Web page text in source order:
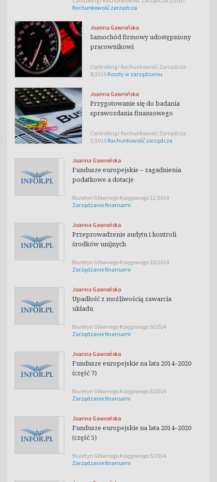
Rachunkowość zarządcza
Joanna Gawrońska
Samochód firmowy udostępniony
pracownikowi
Controlling i Rachunkowość Zarządcza
8/2016 Koszty w zarządzaniu
Joanna Gawrońska
Przygotowanie się do badania
sprawozdania finansowego
Controlling i Rachunkowość Zarządcza
3/2016 Rachunkowość zarządcza
Joanna Gawrońska
Fundusze europejskie – zagadnienia
podatkowe a dotacje
Biuletyn Głównego Księgowego 12/2014
Zarządzanie finansami
Joanna Gawrońska
Przeprowadzenie audytu i kontroli
środków unijnych
Biuletyn Głównego Księgowego 10/2014
Zarządzanie finansami
Joanna Gawrońska
Upadłość z możliwością zawarcia
układu
Biuletyn Głównego Księgowego 9/2014
Zarządzanie finansami
Joanna Gawrońska
Fundusze europejskie na lata 2014–2020
(część 7)
Biuletyn Głównego Księgowego 8/2014
Zarządzanie finansami
Joanna Gawrońska
Fundusze europejskie na lata 2014–2020
(część 5)
Biuletyn Głównego Księgowego 5/2014
Zarządzanie finansami